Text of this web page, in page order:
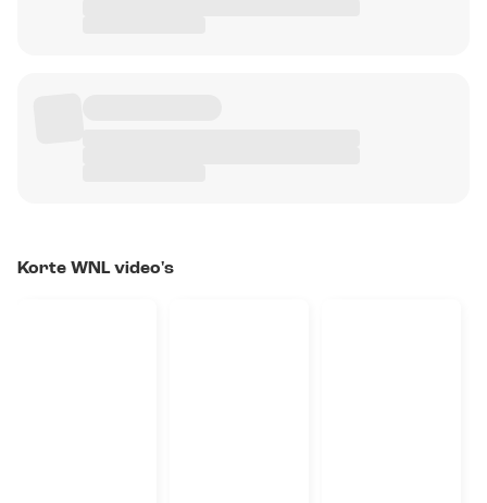
Korte WNL video's